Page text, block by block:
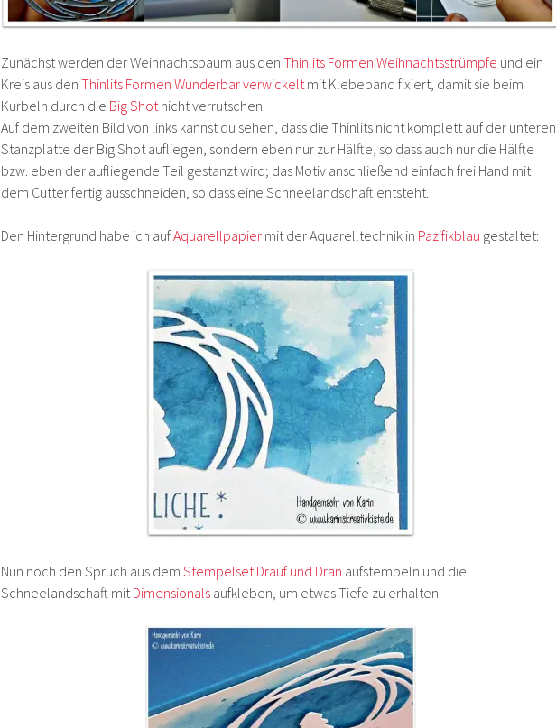
Zunächst werden der Weihnachtsbaum aus den Thinlits Formen Weihnachtsstrümpfe und ein
Kreis aus den Thinlits Formen Wunderbar verwickelt mit Klebeband fixiert, damit sie beim
Kurbeln durch die Big Shot nicht verrutschen.
Auf dem zweiten Bild von links kannst du sehen, dass die Thinlits nicht komplett auf der unteren
Stanzplatte der Big Shot aufliegen, sondern eben nur zur Hälfte, so dass auch nur die Hälfte
bzw. eben der aufliegende Teil gestanzt wird; das Motiv anschließend einfach frei Hand mit
dem Cutter fertig ausschneiden, so dass eine Schneelandschaft entsteht.
Den Hintergrund habe ich aufAquarellpapier mit der Aquarelltechnik in Pazifikblau gestaltet:
Nun noch den Spruch aus dem Stempelset Drauf und Dran aufstempeln und die
Schneelandschaft mit Dimensionals aufkleben, um etwas Tiefe zu erhalten.